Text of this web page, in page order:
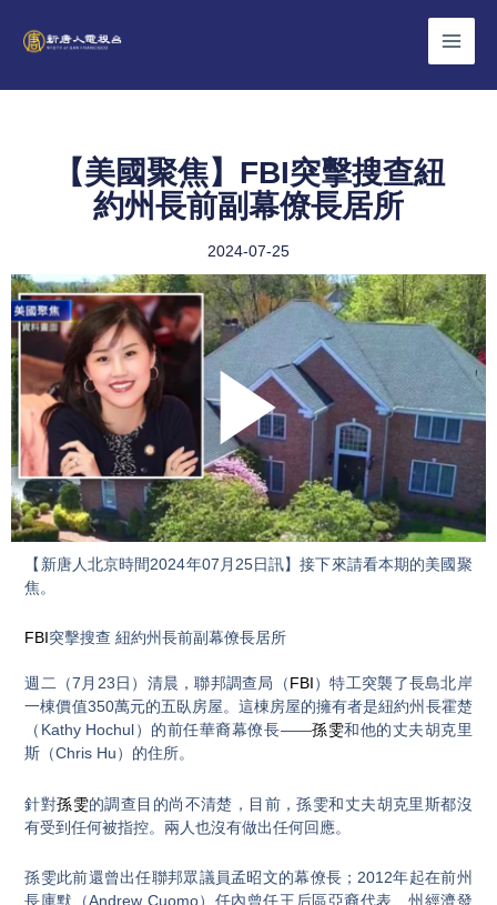
【美國聚焦】FBI突擊搜查紐
約州長前副幕僚長居所
2024-07-25
Play
Video
【新唐人北京時間2024年07月25日訊】接下來請看本期的美國聚
焦。
FBI突擊搜查 紐約州長前副幕僚長居所
週二（7月23日）清晨，聯邦調查局（FBI）特工突襲了長島北岸
一棟價值350萬元的五臥房屋。這棟房屋的擁有者是紐約州長霍楚
（Kathy Hochul）的前任華裔幕僚長——孫雯和他的丈夫胡克里
斯（Chris Hu）的住所。
針對孫雯的調查目的尚不清楚，目前，孫雯和丈夫胡克里斯都沒
有受到任何被指控。兩人也沒有做出任何回應。
孫雯此前還曾出任聯邦眾議員孟昭文的幕僚長；2012年起在前州
長庫默（Andrew Cuomo）任內曾任王后區亞裔代表、州經濟發